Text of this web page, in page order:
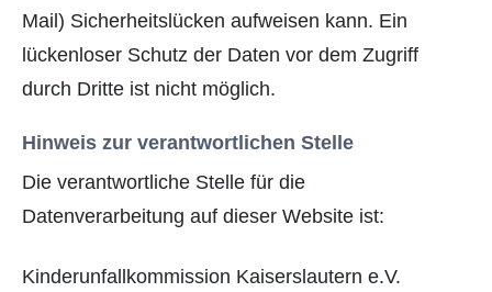
Mail) Sicherheitslücken aufweisen kann. Ein
lückenloser Schutz der Daten vor dem Zugriff
durch Dritte ist nicht möglich.
Hinweis zur verantwortlichen Stelle
Die verantwortliche Stelle für die
Datenverarbeitung auf dieser Website ist:
Kinderunfallkommission Kaiserslautern e.V.